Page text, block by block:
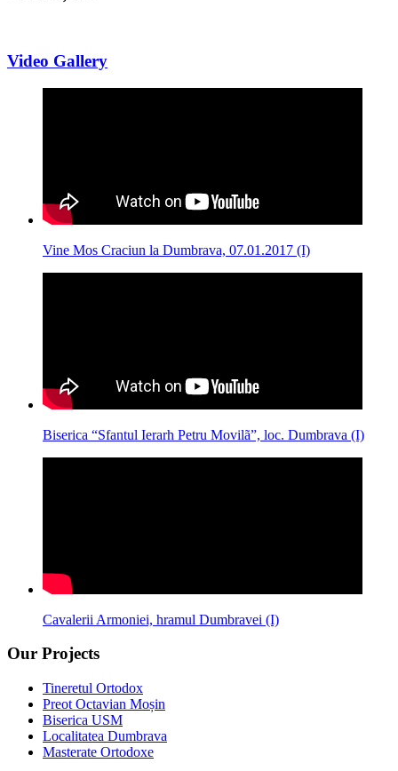
Video Gallery
Vine Mos Craciun la Dumbrava, 07.01.2017 (I)
Biserica “Sfantul Ierarh Petru Movilã”, loc. Dumbrava (I)
Cavalerii Armoniei, hramul Dumbravei (I)
Our Projects
Tineretul Ortodox
Preot Octavian Moșin
Biserica USM
Localitatea Dumbrava
Masterate Ortodoxe